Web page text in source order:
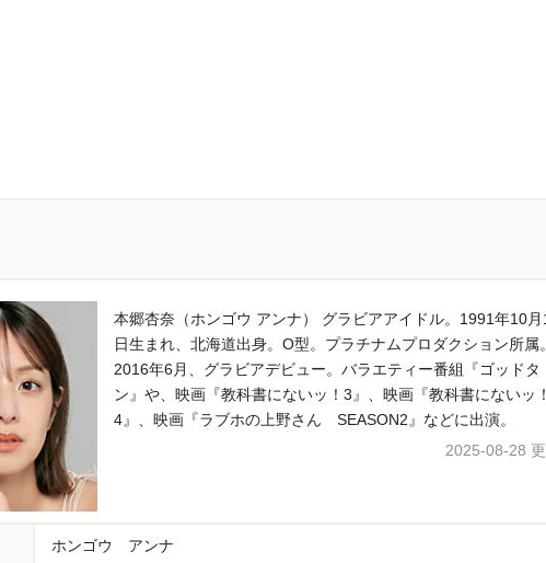
本郷杏奈（ホンゴウ アンナ） グラビアアイドル。1991年10月
日生まれ、北海道出身。O型。プラチナムプロダクション所属。
2016年6月、グラビアデビュー。バラエティー番組『ゴッドタ
ン』や、映画『教科書にないッ！3』、映画『教科書にないッ！
4』、映画『ラブホの上野さん SEASON2』などに出演。
2025-08-28
ホンゴウ アンナ